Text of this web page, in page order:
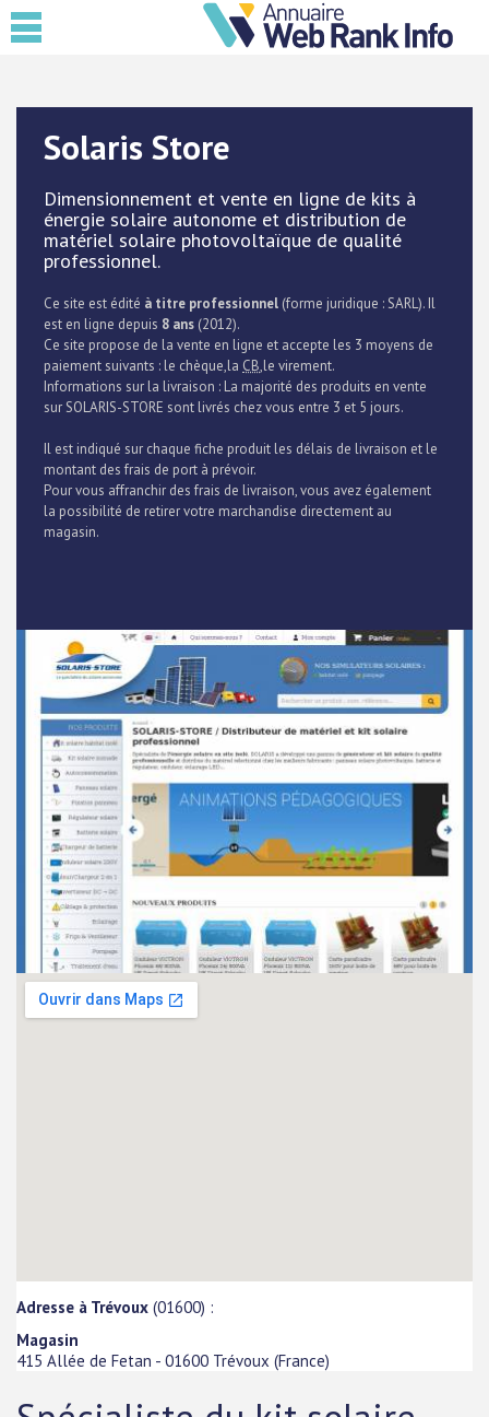
Solaris Store
Dimensionnement et vente en ligne de kits à
énergie solaire autonome et distribution de
matériel solaire photovoltaïque de qualité
professionnel.
Ce site est édité à titre professionnel (forme juridique : SARL). Il
est en ligne depuis 8 ans (2012).
Ce site propose de la vente en ligne et accepte les 3 moyens de
paiement suivants : le chèque,la CB,le virement.
Informations sur la livraison : La majorité des produits en vente
sur SOLARIS-STORE sont livrés chez vous entre 3 et 5 jours.
Il est indiqué sur chaque fiche produit les délais de livraison et le
montant des frais de port à prévoir.
Pour vous affranchir des frais de livraison, vous avez également
la possibilité de retirer votre marchandise directement au
magasin.
Adresse à Trévoux (01600) :
Magasin
415 Allée de Fetan - 01600 Trévoux (France)